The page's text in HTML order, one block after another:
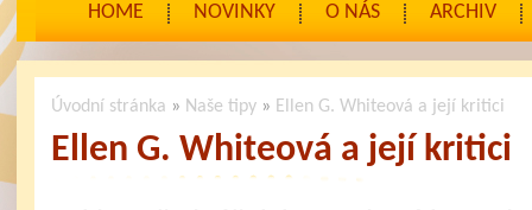
HOME NOVINKY O NÁS ARCHIV
Úvodní stránka » Naše tipy » Ellen G. Whiteová a její kritici
Ellen G. Whiteová a její kritici